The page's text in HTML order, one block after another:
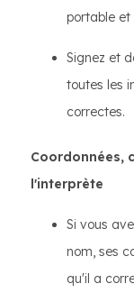
portable
Signez et
toutes les
correctes.
Coordonnées,
l'interprète
Si vous
nom, ses
qu'il a